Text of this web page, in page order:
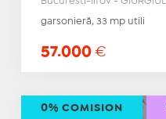
garsonieră, 33 mp utili
57.000 €
0% COMISION